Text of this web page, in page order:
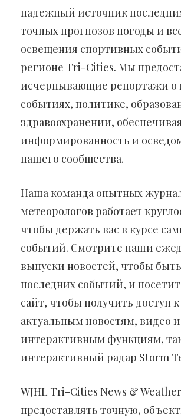
надежный источник
точных прогнозов погоды и
освещения спортивных
регионе Tri-Cities. Мы
исчерпывающие репортажи о
событиях, политике,
здравоохранении,
информированность и
нашего сообщества.
Наша команда опытных
метеорологов работает
чтобы держать вас в курсе
событий. Смотрите наши
выпуски новостей, чтобы
последних событий, и
сайт, чтобы получить доступ к
актуальным новостям, видео и
интерактивным функциям,
интерактивный радар Storm
WJHL Tri-Cities News &
предоставлять точную,